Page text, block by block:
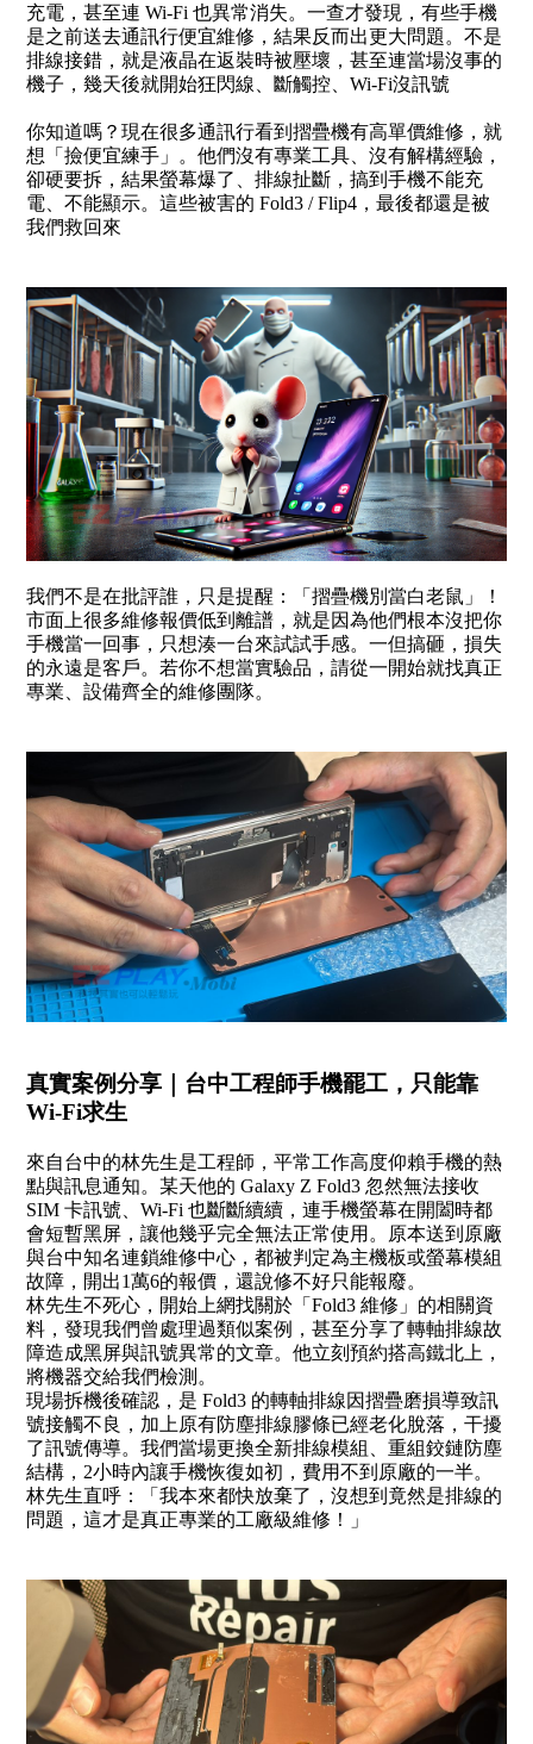
充電，甚至連 Wi-Fi 也異常消失。一查才發現，有些手機
是之前送去通訊行便宜維修，結果反而出更大問題。不是
排線接錯，就是液晶在返裝時被壓壞，甚至連當場沒事的
機子，幾天後就開始狂閃線、斷觸控、Wi-Fi沒訊號
你知道嗎？現在很多通訊行看到摺疊機有高單價維修，就
想「撿便宜練手」。他們沒有專業工具、沒有解構經驗，
卻硬要拆，結果螢幕爆了、排線扯斷，搞到手機不能充
電、不能顯示。這些被害的 Fold3 / Flip4，最後都還是被
我們救回來
我們不是在批評誰，只是提醒：「摺疊機別當白老鼠」！
市面上很多維修報價低到離譜，就是因為他們根本沒把你
手機當一回事，只想湊一台來試試手感。一但搞砸，損失
的永遠是客戶。若你不想當實驗品，請從一開始就找真正
專業、設備齊全的維修團隊。
真實案例分享｜台中工程師手機罷工，只能靠
Wi-Fi求生
來自台中的林先生是工程師，平常工作高度仰賴手機的熱
點與訊息通知。某天他的 Galaxy Z Fold3 忽然無法接收
SIM 卡訊號、Wi-Fi 也斷斷續續，連手機螢幕在開闔時都
會短暫黑屏，讓他幾乎完全無法正常使用。原本送到原廠
與台中知名連鎖維修中心，都被判定為主機板或螢幕模組
故障，開出1萬6的報價，還說修不好只能報廢。
林先生不死心，開始上網找關於「Fold3 維修」的相關資
料，發現我們曾處理過類似案例，甚至分享了轉軸排線故
障造成黑屏與訊號異常的文章。他立刻預約搭高鐵北上，
將機器交給我們檢測。
現場拆機後確認，是 Fold3 的轉軸排線因摺疊磨損導致訊
號接觸不良，加上原有防塵排線膠條已經老化脫落，干擾
了訊號傳導。我們當場更換全新排線模組、重組鉸鏈防塵
結構，2小時內讓手機恢復如初，費用不到原廠的一半。
林先生直呼：「我本來都快放棄了，沒想到竟然是排線的
問題，這才是真正專業的工廠級維修！」